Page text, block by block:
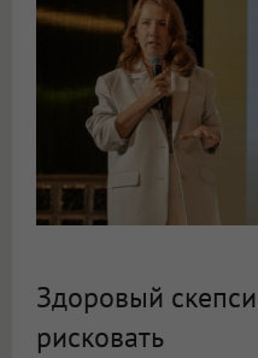
Здоровый
рисковать